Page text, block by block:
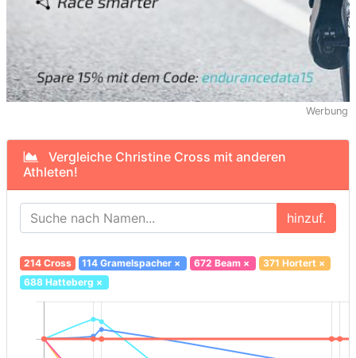
Werbung
Vergleiche Christine Cross mit anderen
Athleten!
hinzuf.
214 Cross 114 Gramelspacher × 672 Beam× 371 Hortert×
688 Hatteberg ×